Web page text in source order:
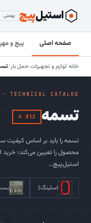
استیل‌پیچ بهمنی
صفحه اصلی پیچ و
خانه/لوازم و تجهیزات حمل بار/
· TECHNICAL CATALOG
تسمه 4 کالا
تسمه را باید بر اساس کیفیت
محصول را تعیین می‌کند؛
استیل‌پیچ…
اسلینگ3